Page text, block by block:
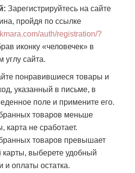
Зарегистрируйтесь на сайте
пройдя по ссылке
auth/registration/?
иконку «человечек» в
углу сайта.
понравившиеся товары и
указанный в письме, в
поле и примените его.
товаров меньше
карта не сработает.
товаров превышает
выберете удобный
и оплаты остатка.